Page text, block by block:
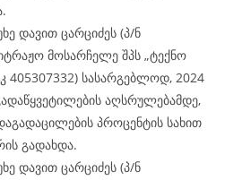
დავით ცარციძეს (პ/ნ
მოსარჩელე შპს „ტექნო
405307332) სასარგებლოდ, 2024
აღსრულებამდე,
პროცენტის სახით
გადახდა.
დავით ცარციძეს (პ/ნ